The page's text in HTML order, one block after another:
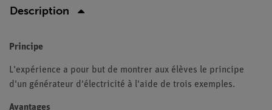
Description
Principe
L'expérience a pour but de montrer aux élèves le principe
d'un générateur d'électricité à l'aide de trois exemples.
Avantages